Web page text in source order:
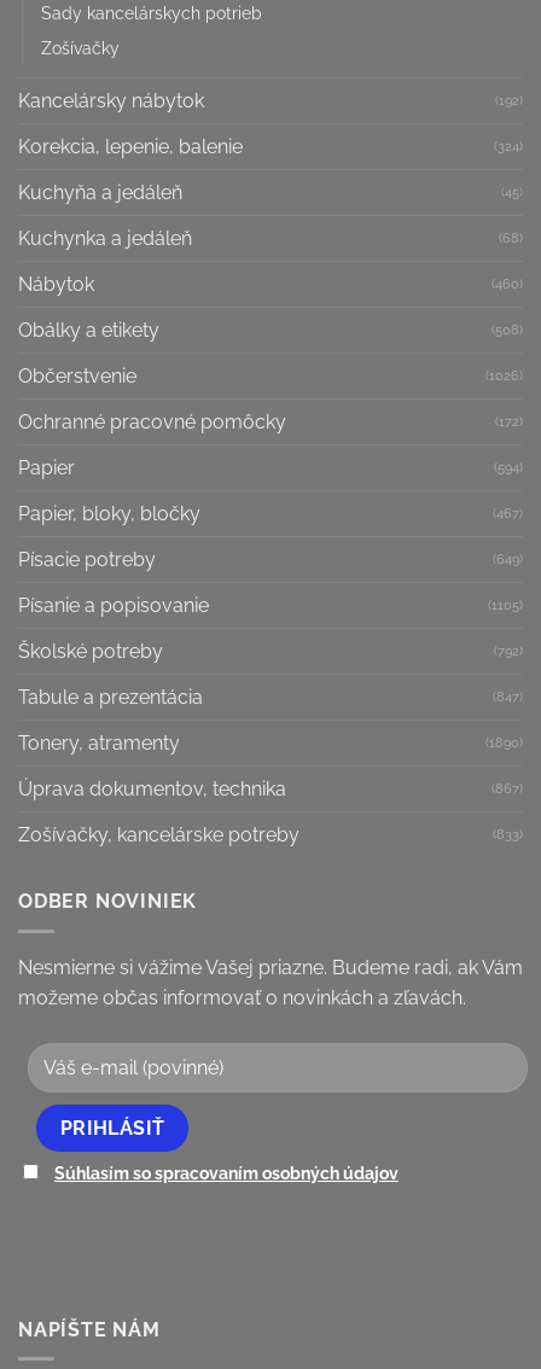
Sady kancelárskych potrieb
Zošívačky
Kancelársky nábytok (192)
Korekcia, lepenie, balenie (324)
Kuchyňa a jedáleň (45)
Kuchynka a jedáleň (68)
Nábytok (460)
Obálky a etikety (508)
Občerstvenie (1026)
Ochranné pracovné pomôcky (172)
Papier (594)
Papier, bloky, bločky (467)
Písacie potreby (649)
Písanie a popisovanie (1105)
Školské potreby (792)
Tabule a prezentácia (847)
Tonery, atramenty (1890)
Úprava dokumentov, technika (867)
Zošívačky, kancelárske potreby (833)
ODBER NOVINIEK
Nesmierne si vážime Vašej priazne. Budeme radi, ak Vám
možeme občas informovať o novinkách a zľavách.
Súhlasím so spracovaním osobných údajov
NAPÍŠTE NÁM